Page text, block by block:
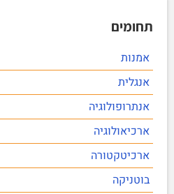
תחומים
אמנות
אנגלית
אנתרופולוגיה
ארכיאולוגיה
ארכיטקטורה
בוטניקה